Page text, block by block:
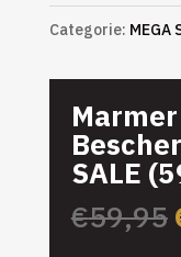
Categorie: MEGA
SALE
€59,95